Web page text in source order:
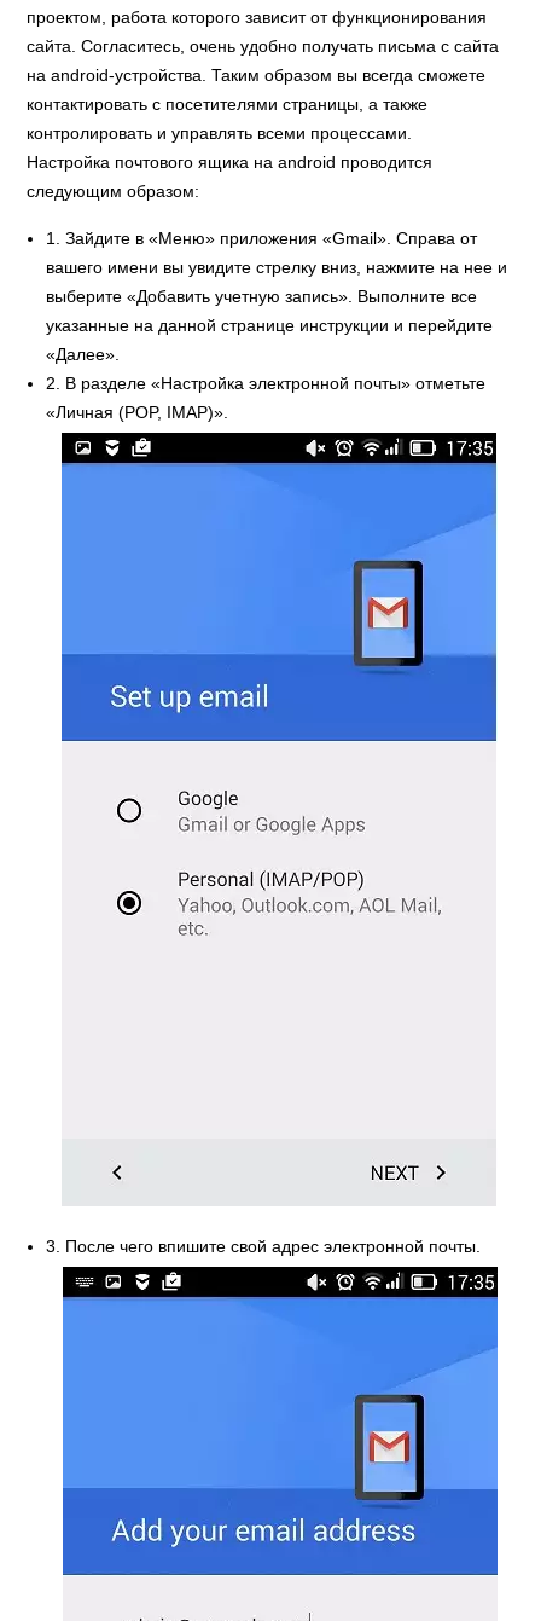
проектом, работа которого зависит от функционирования
сайта. Согласитесь, очень удобно получать письма с сайта
на android-устройства. Таким образом вы всегда сможете
контактировать с посетителями страницы, а также
контролировать и управлять всеми процессами.
Настройка почтового ящика на android проводится
следующим образом:
1. Зайдите в «Меню» приложения «Gmail». Справа от
вашего имени вы увидите стрелку вниз, нажмите на нее и
выберите «Добавить учетную запись». Выполните все
указанные на данной странице инструкции и перейдите
«Далее».
2. В разделе «Настройка электронной почты» отметьте
«Личная (POP, IMAP)».
3. После чего впишите свой адрес электронной почты.